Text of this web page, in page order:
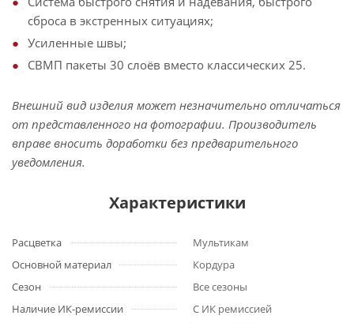
сброса в экстренных ситуациях;
Усиленные швы;
СВМП пакеты 30 слоёв вместо классических 25.
Внешний вид изделия может незначительно отличаться
от представленного на фотографии. Производитель
вправе вносить доработки без предварительного
уведомления.
Характеристики
Расцветка
Мультикам
Основной материал
Кордура
Сезон
Все сезоны
Наличие ИК-ремиссии
С ИК ремиссией